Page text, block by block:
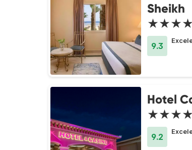
Sheikh
9.3
Hotel
9.2